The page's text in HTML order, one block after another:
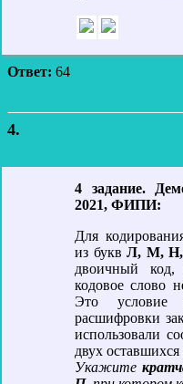
Ответ: 64
4.
4 задание.
2021, ФИПИ:
Для
из букв Л, М,
двоичный код,
кодовое слово
Это условие
расшифровки
использовали
двух
Укажите